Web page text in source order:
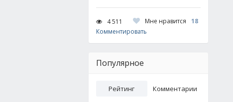
4 511 Мне нравится
18
Комментировать
Популярное
Рейтинг Комментарии